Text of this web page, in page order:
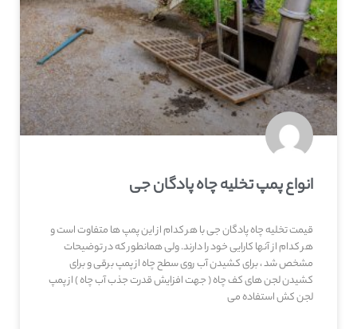
انواع پمپ تخلیه چاه پادگان جی
قیمت تخلیه چاه پادگان جی با هر کدام از این پمپ ها متفاوت است و
هر کدام از آنها کارایی خود را دارند. ولی همانطور که در توضیحات
مشخص شد ، برای کشیدن آب روی سطح چاه از پمپ برقی و برای
کشیدن لجن های کف چاه ( جهت افزایش قدرت جذب آب چاه ) از پمپ
لجن کش استفاده می